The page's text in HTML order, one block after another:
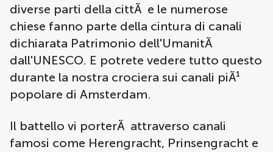
diverse parti della cittÃ e le numerose
chiese fanno parte della cintura di canali
dichiarata Patrimonio dell'UmanitÃ
dall'UNESCO. E potrete vedere tutto questo
durante la nostra crociera sui canali piÃ¹
popolare di Amsterdam.
Il battello vi porterÃ attraverso canali
famosi come Herengracht, Prinsengracht e